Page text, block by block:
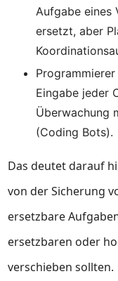
Aufgabe eines
ersetzt, aber
Eingabe jeder
Überwachung
(Coding Bots).
Das deutet darauf
von der Sicherung
ersetzbare
ersetzbaren oder
verschieben sollten.